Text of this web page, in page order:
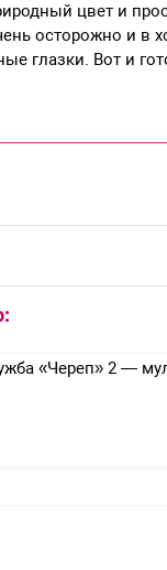
цвет и
осторожно и
глазки. Вот и
«Череп» 2 —